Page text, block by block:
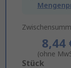
8,44
(ohne
Add
Stück